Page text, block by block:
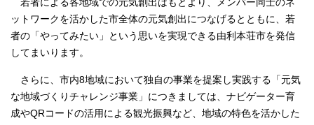
若者による各地域での元気創出はもとより、メンバー同士のネ
ットワークを活かした市全体の元気創出につなげるとともに、若
者の「やってみたい」という思いを実現できる由利本荘市を発信
してまいります。
さらに、市内8地域において独自の事業を提案し実践する「元気
な地域づくりチャレンジ事業」につきましては、ナビゲーター育
成やQRコードの活用による観光振興など、地域の特色を活かした